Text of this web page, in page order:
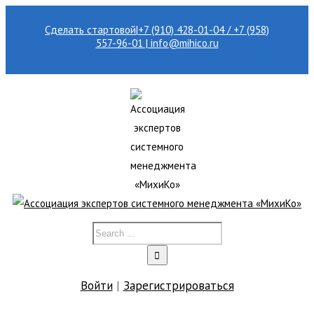
Сделать стартовой|+7 (910) 428-01-04 / +7 (958)
557-96-01 | info@mihico.ru
Войти| Зарегистрироваться